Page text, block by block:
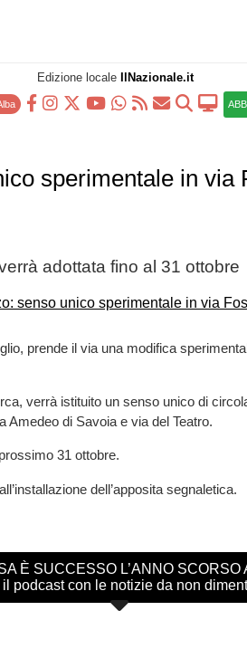
Edizione locale IlNazionale.it
sperimentale in via
adottata fino al 31 ottobre
prende il via una modifica
verrà istituito un senso unico di
Amedeo di Savoia e via del Teatro.
31 ottobre.
dell’apposita segnaletica.
È SUCCESSO L’ANNO SCORSO
podcast con le notizie da non